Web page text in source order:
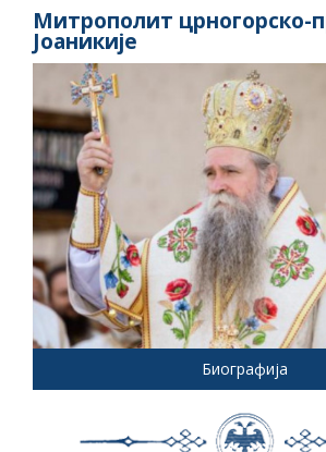
Митрополит црногорско-
Јоаникије
Биографија